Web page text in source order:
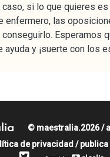
caso, si lo que quieres
enfermero, las
conseguirlo. Esperamos
ayuda y ¡suerte con los
© maestralia.2026 /
de privacidad /